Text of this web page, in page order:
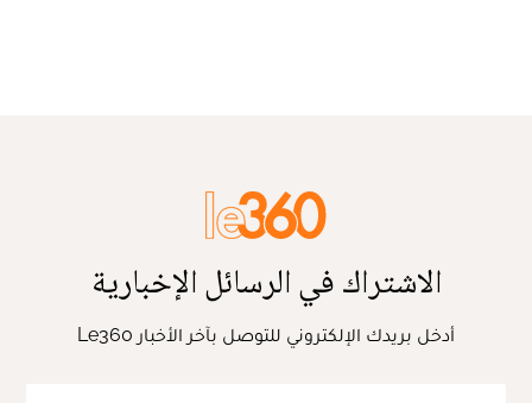
الاشتراك في الرسائل الإخبارية
أدخل بريدك الإلكتروني للتوصل بآخر الأخبار Le360